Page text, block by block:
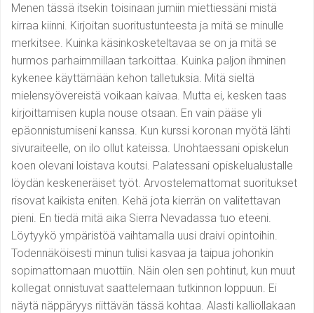
Menen tässä itsekin toisinaan jumiin miettiessäni mistä
kirraa kiinni. Kirjoitan suoritustunteesta ja mitä se minulle
merkitsee. Kuinka käsinkosketeltavaa se on ja mitä se
hurmos parhaimmillaan tarkoittaa. Kuinka paljon ihminen
kykenee käyttämään kehon talletuksia. Mitä sieltä
mielensyövereistä voikaan kaivaa. Mutta ei, kesken taas
kirjoittamisen kupla nouse otsaan. En vain pääse yli
epäonnistumiseni kanssa. Kun kurssi koronan myötä lähti
sivuraiteelle, on ilo ollut kateissa. Unohtaessani opiskelun
koen olevani loistava koutsi. Palatessani opiskelualustalle
löydän keskeneräiset työt. Arvostelemattomat suoritukset
risovat kaikista eniten. Kehä jota kierrän on valitettavan
pieni. En tiedä mitä aika Sierra Nevadassa tuo eteeni.
Löytyykö ympäristöä vaihtamalla uusi draivi opintoihin.
Todennäköisesti minun tulisi kasvaa ja taipua johonkin
sopimattomaan muottiin. Näin olen sen pohtinut, kun muut
kollegat onnistuvat saattelemaan tutkinnon loppuun. Ei
näytä näppäryys riittävän tässä kohtaa. Alasti kalliollakaan